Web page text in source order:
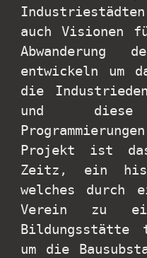
Industriestädten
auch Visionen
entwickeln um
die
und
Projekt ist
Zeitz, ein
welches durch
Verein zu
Bildungsstätte
um die